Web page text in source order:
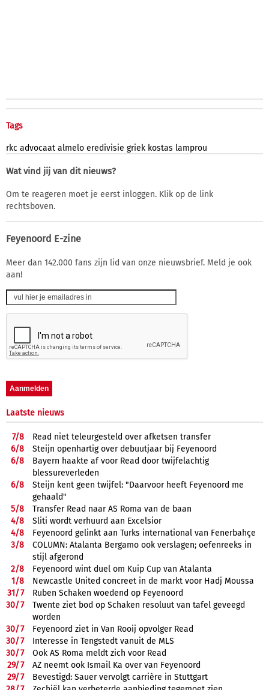
Tags
rkc advocaat almelo eredivisie griek kostas lamprou
Wat vind jij van dit nieuws?
Om te reageren moet je eerst inloggen. Klik op de link
rechtsboven.
Feyenoord E-zine
Meer dan 142.000 fans zijn lid van onze nieuwsbrief. Meld je ook
aan!
Laatste nieuws
7/8
Read niet teleurgesteld over afketsen transfer
6/8
Steijn openhartig over debuutjaar bij Feyenoord
6/8
Bayern haakte af voor Read door twijfelachtig
blessureverleden
6/8
Steijn kent geen twijfel: "Daarvoor heeft Feyenoord me
gehaald"
5/8
Transfer Read naar AS Roma van de baan
4/8
Sliti wordt verhuurd aan Excelsior
4/8
Feyenoord gelinkt aan Turks international van Fenerbahçe
3/8
COLUMN: Atalanta Bergamo ook verslagen; oefenreeks in
stijl afgerond
2/8
Feyenoord wint duel om Kuip Cup van Atalanta
1/8
Newcastle United concreet in de markt voor Hadj Moussa
31/7
Ruben Schaken woedend op Feyenoord
30/7
Twente ziet bod op Schaken resoluut van tafel geveegd
worden
30/7
Feyenoord ziet in Van Rooij opvolger Read
30/7
Interesse in Tengstedt vanuit de MLS
30/7
Ook AS Roma meldt zich voor Read
29/7
AZ neemt ook Ismail Ka over van Feyenoord
29/7
Bevestigd: Sauer vervolgt carrière in Stuttgart